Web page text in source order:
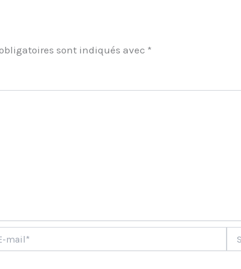
sont indiqués avec *